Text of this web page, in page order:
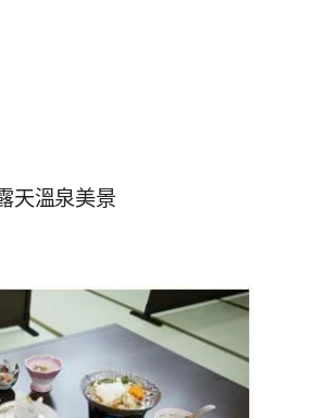
天溫泉美景